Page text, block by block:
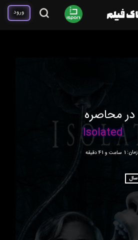
ورود
در محاصره
Isolated
زمان: 1ساعت و 41 دقیقه